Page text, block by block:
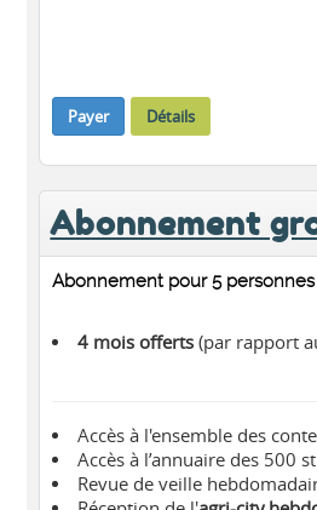
Payer Détails
Abonnement
Abonnement pour 5 personnes
4 mois offerts(par rapport
Accès à l'ensemble des
Accès à l’annuaire des 500
Revue de veille